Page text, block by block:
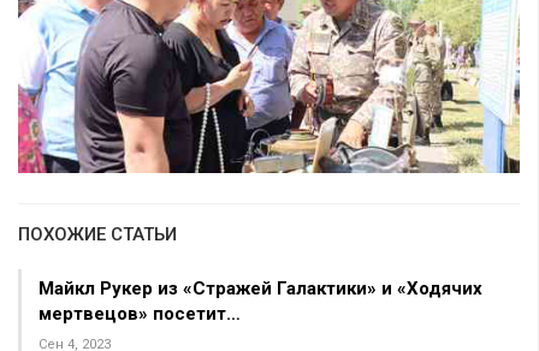
ПОХОЖИЕ СТАТЬИ
Майкл Рукер из «Стражей Галактики» и «Ходячих
мертвецов» посетит…
Сен 4, 2023